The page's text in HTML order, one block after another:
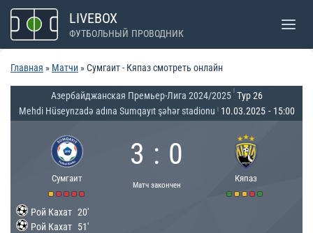
Перейти
содержимому
LIVEBOX
ФУТБОЛЬНЫЙ ПРОВОДНИК
Главная » Матчи »Сумгаит - Кяпаз смотреть онлайн
Азербайджанская Премьер-Лига 2024/2025 Тур 26
Mehdi Hüseynzadə adına Sumqayıt şəhər stadionu
10.03.2025 - 15:00
Сумгаит
3 : 0
Матч закончен
Кяпаз
Рой Кахат 20'
Рой Кахат 51'